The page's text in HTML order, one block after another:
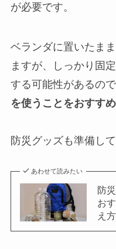
が必要です。
ベランダに置いたま
ますが、しっかり固
する可能性があるので
を使うことをおすすめ
防災グッズも準備し
あわせて読みたい
防
お
え方